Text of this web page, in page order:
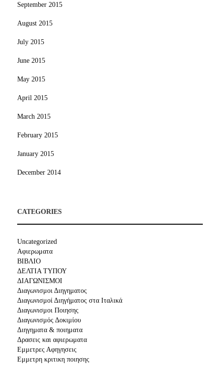
September 2015
August 2015
July 2015
June 2015
May 2015
April 2015
March 2015
February 2015
January 2015
December 2014
CATEGORIES
Uncategorized
Αφιερωματα
ΒΙΒΛΙΟ
ΔΕΛΤΙΑ ΤΥΠΟΥ
ΔΙΑΓΩΝΙΣΜΟΙ
Διαγωνισμοι Διηγηματος
Διαγωνισμοί Διηγήματος στα Ιταλικά
Διαγωνισμοι Ποιησης
Διαγωνισμός Δοκιμίου
Διηγηματα & ποιηματα
Δρασεις και αφιερωματα
Εμμετρες Αφηγησεις
Εμμετρη κριτικη ποιησης